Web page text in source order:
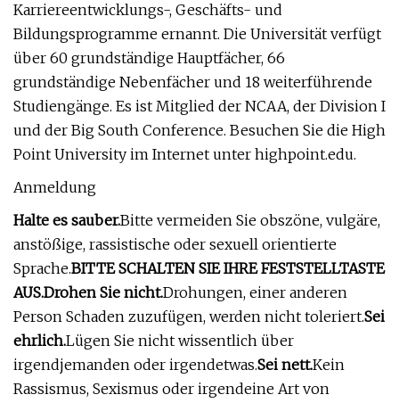
Karriereentwicklungs-, Geschäfts- und
Bildungsprogramme ernannt. Die Universität verfügt
über 60 grundständige Hauptfächer, 66
grundständige Nebenfächer und 18 weiterführende
Studiengänge. Es ist Mitglied der NCAA, der Division I
und der Big South Conference. Besuchen Sie die High
Point University im Internet unter highpoint.edu.
Anmeldung
Halte es sauber.Bitte vermeiden Sie obszöne, vulgäre,
anstößige, rassistische oder sexuell orientierte
Sprache.BITTE SCHALTEN SIE IHRE FESTSTELLTASTE
AUS.Drohen Sie nicht.Drohungen, einer anderen
Person Schaden zuzufügen, werden nicht toleriert.Sei
ehrlich.Lügen Sie nicht wissentlich über
irgendjemanden oder irgendetwas.Sei nett.Kein
Rassismus, Sexismus oder irgendeine Art von